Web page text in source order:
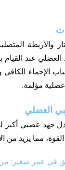
والأربطة
عند القيام
الإحماء
عضلية مؤلمة.
العضلي
جهد عصبي أكبر
مما يزيد من
في عمر صغير: